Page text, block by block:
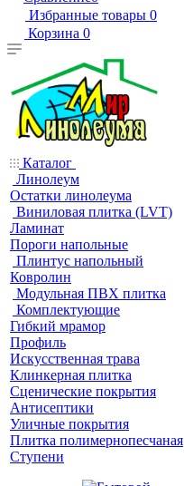
Избранные товары 0
Корзина 0
Каталог
Линолеум
Остатки линолеума
Виниловая плитка (LVT)
Ламинат
Пороги напольные
Плинтус напольный
Ковролин
Модульная ПВХ плитка
Комплектующие
Гибкий мрамор
Профиль
Искусственная трава
Клинкерная плитка
Сценические покрытия
Антисептики
Уличные покрытия
Плитка полимернопесчаная
Ступени